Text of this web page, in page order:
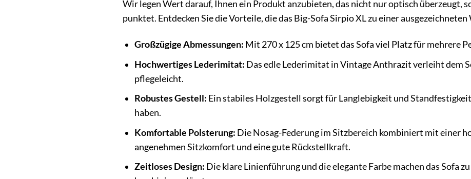
Wir legen Wert darauf, Ihnen ein Produkt anzubieten, das nicht nur optisch überzeugt,
punktet. Entdecken Sie die Vorteile, die das Big-Sofa Sirpio XL zu einer
Großzügige Abmessungen: Mit 270 x 125 cm bietet das Sofa viel Platz für mehrere
Hochwertiges Lederimitat: Das edle Lederimitat in Vintage Anthrazit verleiht dem
pflegeleicht.
Robustes Gestell: Ein stabiles Holzgestell sorgt für Langlebigkeit und
haben.
Komfortable Polsterung: Die Nosag-Federung im Sitzbereich kombiniert mit einer
angenehmen Sitzkomfort und eine gute Rückstellkraft.
Zeitloses Design: Die klare Linienführung und die elegante Farbe machen das Sofa